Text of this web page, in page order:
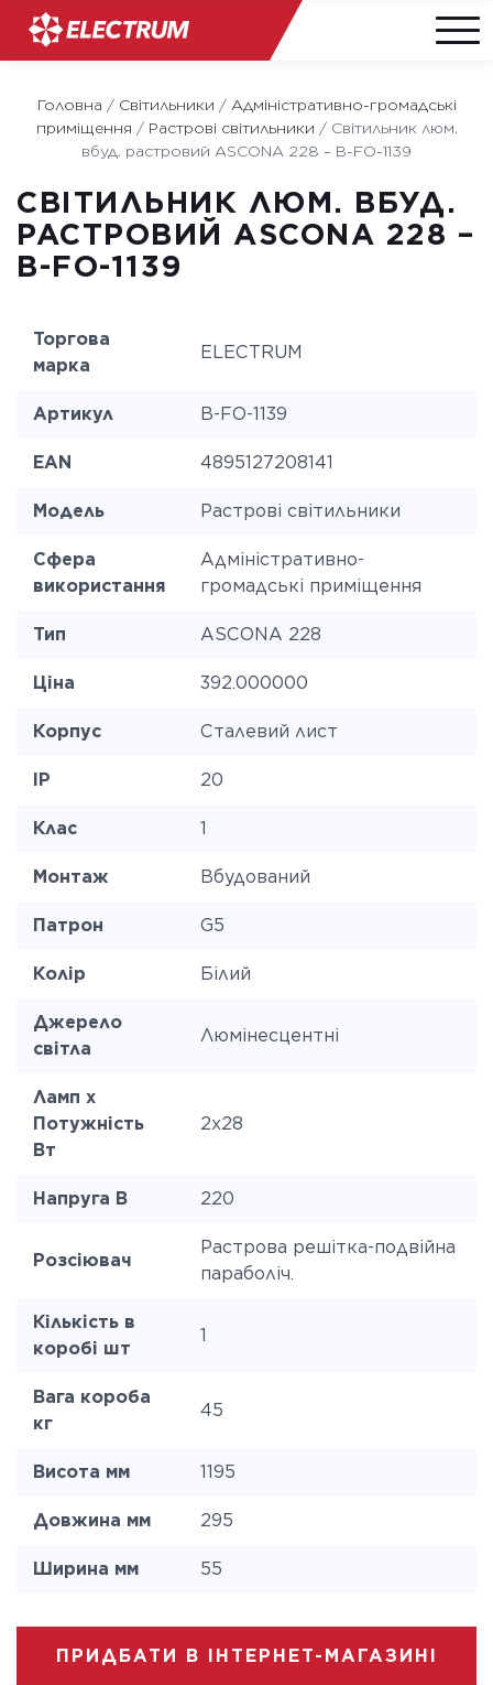
content
Головна / Світильники / Адміністративно-громадські
приміщення / Растрові світильники / Світильник люм.
вбуд. растровий ASCONA 228 – B-FO-1139
СВІТИЛЬНИК ЛЮМ. ВБУД.
РАСТРОВИЙ ASCONA 228 –
B-FO-1139
Торгова
марка
ELECTRUM
Артикул B-FO-1139
EAN 4895127208141
Модель Растрові світильники
Сфера
використання
Адміністративно-
громадські приміщення
Тип ASCONA 228
Ціна 392.000000
Корпус Сталевий лист
IP 20
Клас 1
Монтаж Вбудований
Патрон G5
Колір Білий
Джерело
світла
Люмінесцентні
Ламп x
Потужність
Вт
2х28
Напруга В 220
Розсіювач
Растрова решітка-подвійна
параболіч.
Кількість в
коробі шт
1
Вага короба
кг
45
Висота мм 1195
Довжина мм 295
Ширина мм 55
ПРИДБАТИ В ІНТЕРНЕТ-МАГАЗИНІ